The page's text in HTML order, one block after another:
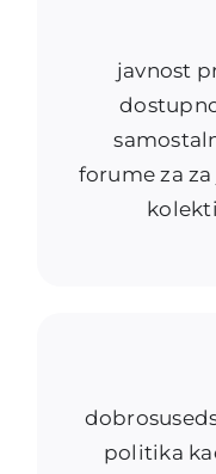
javnost
forume za
politika